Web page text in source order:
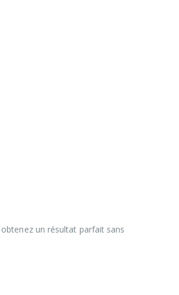
un résultat parfait sans